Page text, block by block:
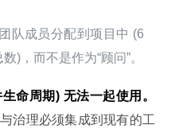
队成员分配到项目中 (6
)，而不是作为“顾问”。
命周期) 无法一起使用。
治理必须集成到现有的工